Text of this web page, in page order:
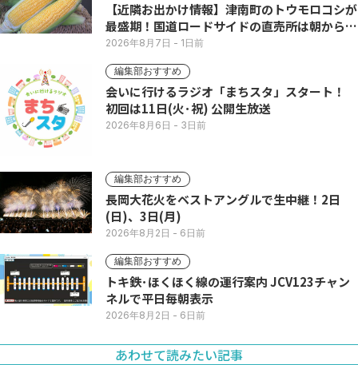
【近隣お出かけ情報】津南町のトウモロコシが
最盛期！国道ロードサイドの直売所は朝から長
い列
2026年8月7日 - 1日前
編集部おすすめ
会いに行けるラジオ「まちスタ」スタート！
初回は11日(火･祝) 公開生放送
2026年8月6日 - 3日前
編集部おすすめ
長岡大花火をベストアングルで生中継！2日
(日)、3日(月)
2026年8月2日 - 6日前
編集部おすすめ
トキ鉄･ほくほく線の運行案内 JCV123チャン
ネルで平日毎朝表示
2026年8月2日 - 6日前
あわせて読みたい記事